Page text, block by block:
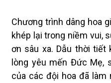
Chương trình dâng hoa
khép lại trong niềm vui,
ơn sâu xa. Dẫu thời tiết
lòng yêu mến Đức Mẹ,
của các đội hoa đã